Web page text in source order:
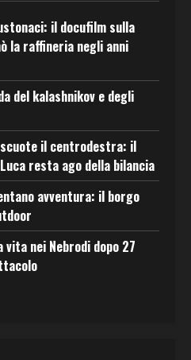
il docufilm sulla
la raffineria negli anni
del kalashnikov e degli
il centrodestra: il
resta ago della bilancia
avventura: il borgo
vita nei Nebrodi dopo 27